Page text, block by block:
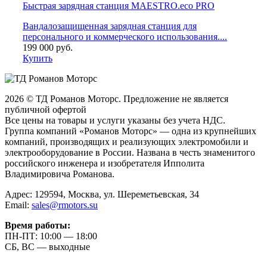
Быстрая зарядная станция MAESTRO.eco PRO
Вандалозащищенная зарядная станция для
персонального и коммерческого использования....
199 000 руб.
Купить
2026 © ТД Романов Моторс. Предложение не является
публичной офертой
Все цены на товары и услуги указаны без учета НДС.
Группа компаний «Романов Моторс» — одна из крупнейших
компаний, производящих и реализующих электромобили и
электрооборудование в России. Названа в честь знаменитого
российского инженера и изобретателя Ипполита
Владимировича Романова.
Адрес: 129594, Москва, ул. Шереметьевская, 34
Email: sales@rmotors.su
Время работы:
ПН-ПТ: 10:00 — 18:00
СБ, ВС — выходные